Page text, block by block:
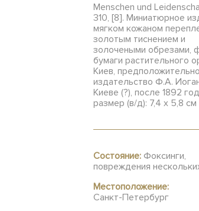
Menschen und
310, [8]. Миниатюрное
мягком кожаном
золотым тиснением и
золочеными обрезами,
бумаги растительного
Киев, предположительно
издательство Ф.А.
Киеве (?), после 1892
размер (в/д): 7,4 х 5,8 см
Состояние: Фоксинги,
повреждения
Местоположение:
Санкт-Петербург